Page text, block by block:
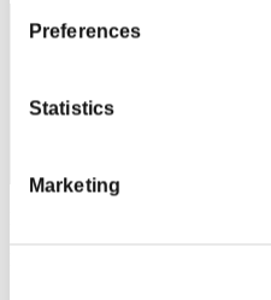
Preferences
Statistics
Marketing